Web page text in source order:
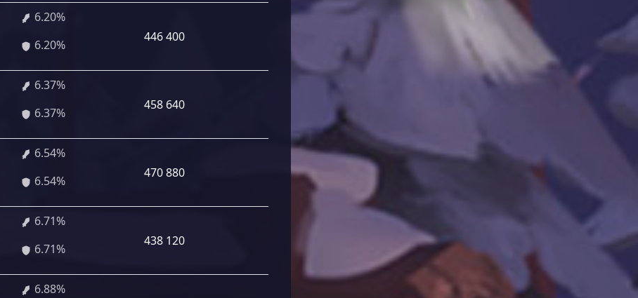
6.20%
6.20%
446 400
6.37%
6.37%
458 640
6.54%
6.54%
470 880
6.71%
6.71%
438 120
6.88%